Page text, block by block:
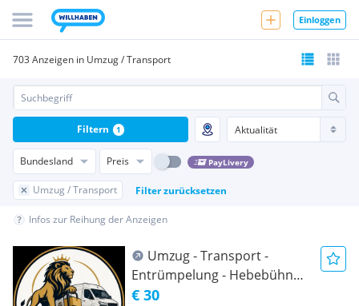
Einloggen
703 Anzeigen in Umzug / Transport
Bundesland Preis PayLivery
Umzug / Transport Filter zurücksetzen
Filtern 1
Infos zur Reihung der Anzeigen
Umzug - Transport -
Entrümpelung - Hebebühnen
Fahrzeug
€ 30